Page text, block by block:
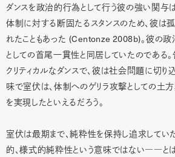
ダンスを政治的行為として行う彼の強い関与
体制に対する断固たるスタンスのため、彼は
れたこともあった (Centonze 2008b)。彼の政
としての首尾一貫性と同居していたのである
クリティカルなダンスで、彼は社会問題に切り
味で室伏は、体制へのゲリラ攻撃としての土
を実現したといえるだろう。
室伏は最期まで、純粋性を保持し追求してい
的、様式的純粋性という意味ではない――と